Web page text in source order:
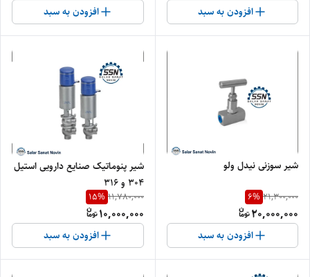
افزودن به سبد افزودن به سبد
شیر سوزنی نیدل ولو
21,300,000
6%
20,000,000
افزودن به سبد
شیر پنوماتیک صنایع دارویی استیل
۳۰۴ و ۳۱۶
11,780,000
15%
10,000,000
افزودن به سبد